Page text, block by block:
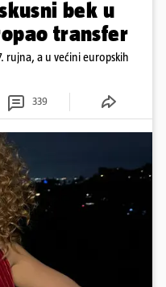
bek u
transfer
rujna, a u većini europskih
339